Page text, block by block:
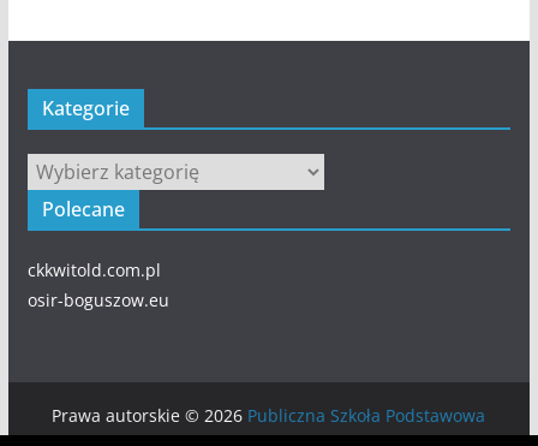
Kategorie
Kategorie
Polecane
ckkwitold.com.pl
osir-boguszow.eu
Prawa autorskie © 2026 Publiczna Szkoła Podstawowa